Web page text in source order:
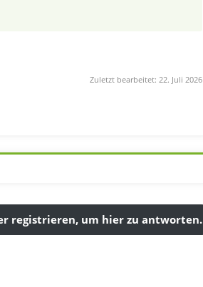
Zuletzt bearbeitet: 22. Juli 2026
registrieren, um hier zu antworten.